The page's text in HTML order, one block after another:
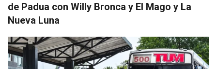
de Padua con Willy Bronca y El Mago y La
Nueva Luna